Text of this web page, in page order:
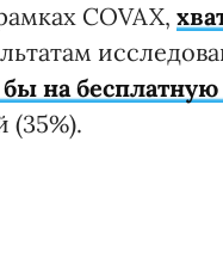
COVAX,
бы на
(35%).